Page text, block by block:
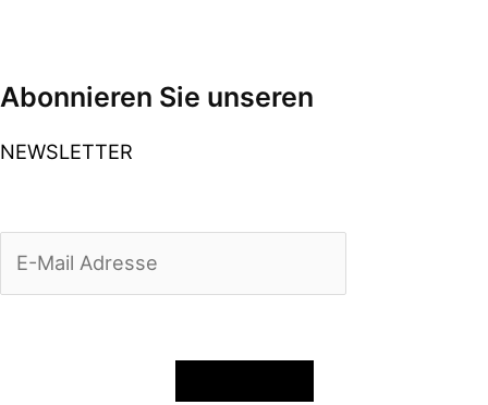
Abonnieren Sie unseren
NEWSLETTER